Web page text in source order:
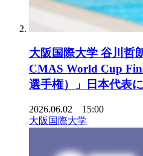
大阪国際大学 谷川哲
CMAS World Cup
選手権）」日本代表
2026.06.02 15:00
大阪国際大学